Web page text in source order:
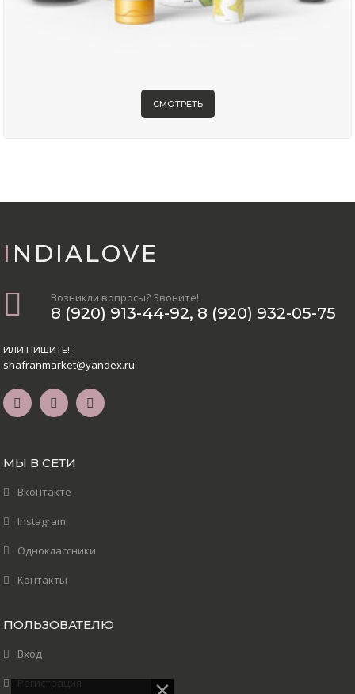
СМОТРЕТЬ
INDIALOVE
Возникли вопросы? Звоните!
8 (920) 913-44-92, 8 (920) 932-05-75
ИЛИ ПИШИТЕ!:
shafranmarket@yandex.ru
МЫ В СЕТИ
Вконтакте
Instagram
Одноклассники
Контакты
ПОЛЬЗОВАТЕЛЮ
Вход
Регистрация